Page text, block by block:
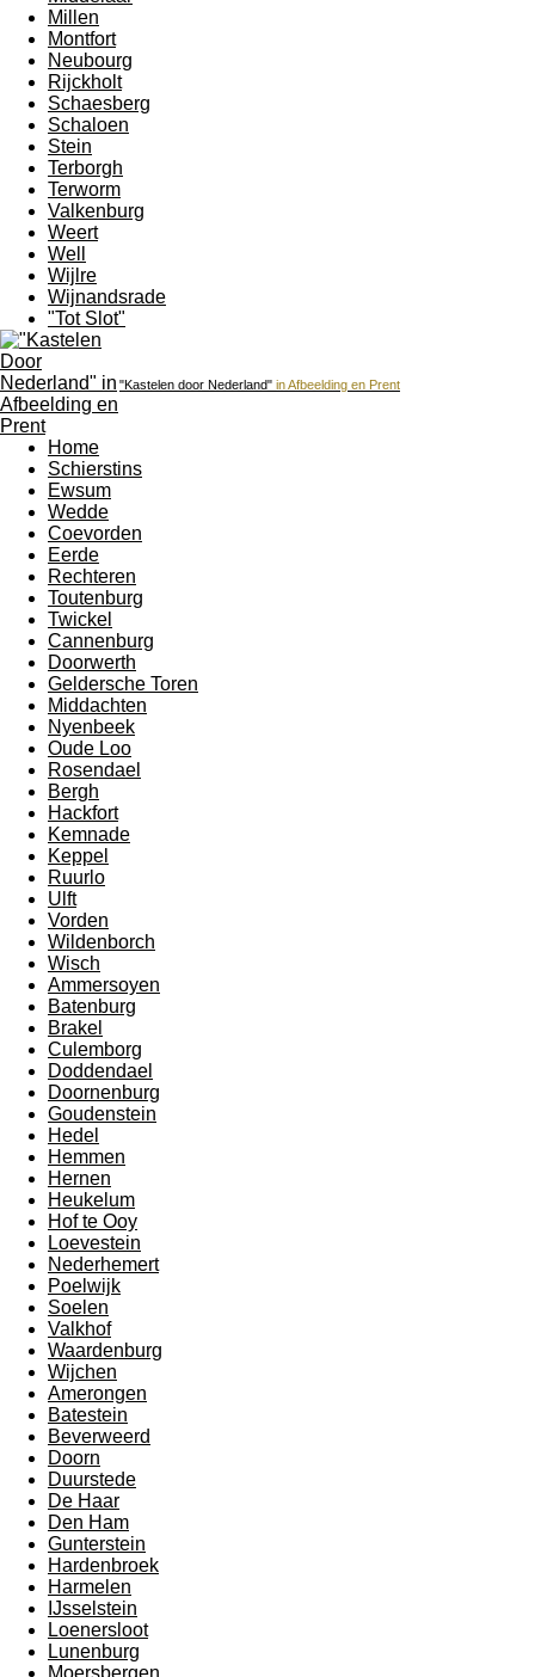
Millen
Montfort
Neubourg
Rijckholt
Schaesberg
Schaloen
Stein
Terborgh
Terworm
Valkenburg
Weert
Well
Wijlre
Wijnandsrade
"Tot Slot"
"Kastelen door Nederland" in Afbeelding en Prent
Home
Schierstins
Ewsum
Wedde
Coevorden
Eerde
Rechteren
Toutenburg
Twickel
Cannenburg
Doorwerth
Geldersche Toren
Middachten
Nyenbeek
Oude Loo
Rosendael
Bergh
Hackfort
Kemnade
Keppel
Ruurlo
Ulft
Vorden
Wildenborch
Wisch
Ammersoyen
Batenburg
Brakel
Culemborg
Doddendael
Doornenburg
Goudenstein
Hedel
Hemmen
Hernen
Heukelum
Hof te Ooy
Loevestein
Nederhemert
Poelwijk
Soelen
Valkhof
Waardenburg
Wijchen
Amerongen
Batestein
Beverweerd
Doorn
Duurstede
De Haar
Den Ham
Gunterstein
Hardenbroek
Harmelen
IJsselstein
Loenersloot
Lunenburg
Moersbergen